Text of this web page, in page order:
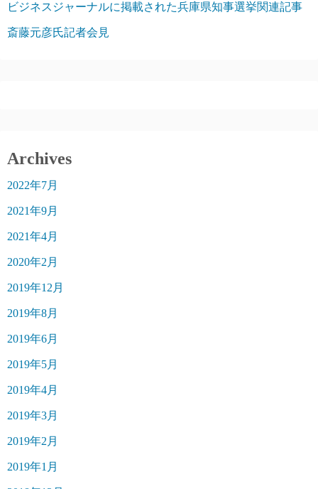
ビジネスジャーナルに掲載された兵庫県知事選挙関連記事
斎藤元彦氏記者会見
Archives
2022年7月
2021年9月
2021年4月
2020年2月
2019年12月
2019年8月
2019年6月
2019年5月
2019年4月
2019年3月
2019年2月
2019年1月